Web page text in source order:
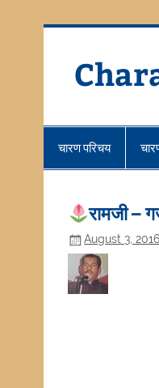
चारण परिचय
रामजी –
August 3, 2016